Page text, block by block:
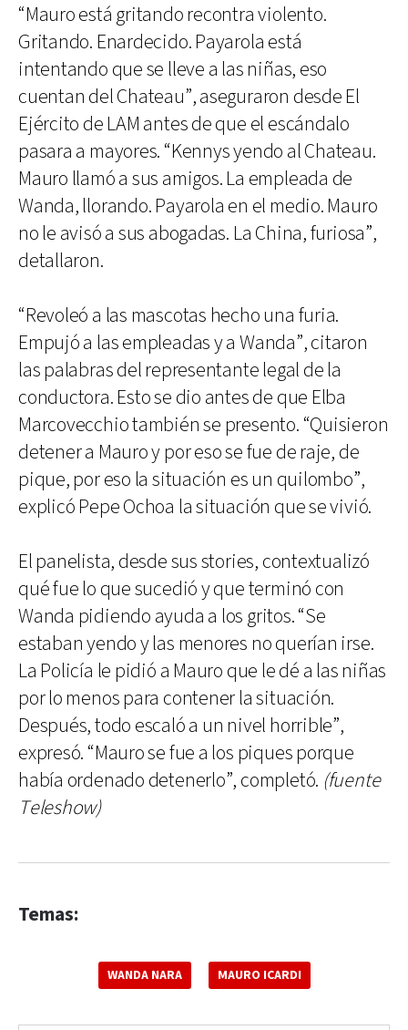
“Mauro está gritando recontra violento.
Gritando. Enardecido. Payarola está
intentando que se lleve a las niñas, eso
cuentan del Chateau”, aseguraron desde El
Ejército de LAM antes de que el escándalo
pasara a mayores. “Kennys yendo al Chateau.
Mauro llamó a sus amigos. La empleada de
Wanda, llorando. Payarola en el medio. Mauro
no le avisó a sus abogadas. La China, furiosa”,
detallaron.
“Revoleó a las mascotas hecho una furia.
Empujó a las empleadas y a Wanda”, citaron
las palabras del representante legal de la
conductora. Esto se dio antes de que Elba
Marcovecchio también se presento. “Quisieron
detener a Mauro y por eso se fue de raje, de
pique, por eso la situación es un quilombo”,
explicó Pepe Ochoa la situación que se vivió.
El panelista, desde sus stories, contextualizó
qué fue lo que sucedió y que terminó con
Wanda pidiendo ayuda a los gritos. “Se
estaban yendo y las menores no querían irse.
La Policía le pidió a Mauro que le dé a las niñas
por lo menos para contener la situación.
Después, todo escaló a un nivel horrible”,
expresó. “Mauro se fue a los piques porque
había ordenado detenerlo”, completó. (fuente
Teleshow)
Temas:
WANDA NARA MAURO ICARDI